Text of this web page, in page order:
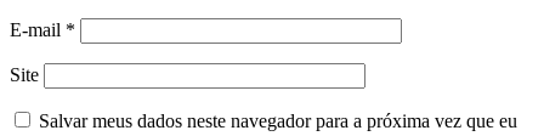
E-mail *
Site
Salvar meus dados neste navegador para a próxima vez que eu